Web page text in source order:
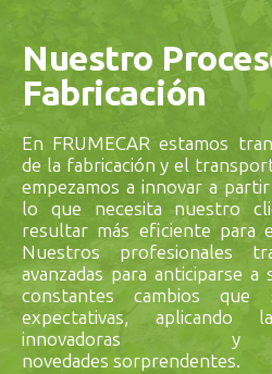
Nuestro
Fabricación
En FRUMECAR estamos
de la fabricación y el
empezamos a innovar a
lo que necesita nuestro
resultar más eficiente para
Nuestros profesionales
avanzadas para anticiparse a
constantes cambios
expectativas, aplicando
innovadoras y
novedades sorprendentes.